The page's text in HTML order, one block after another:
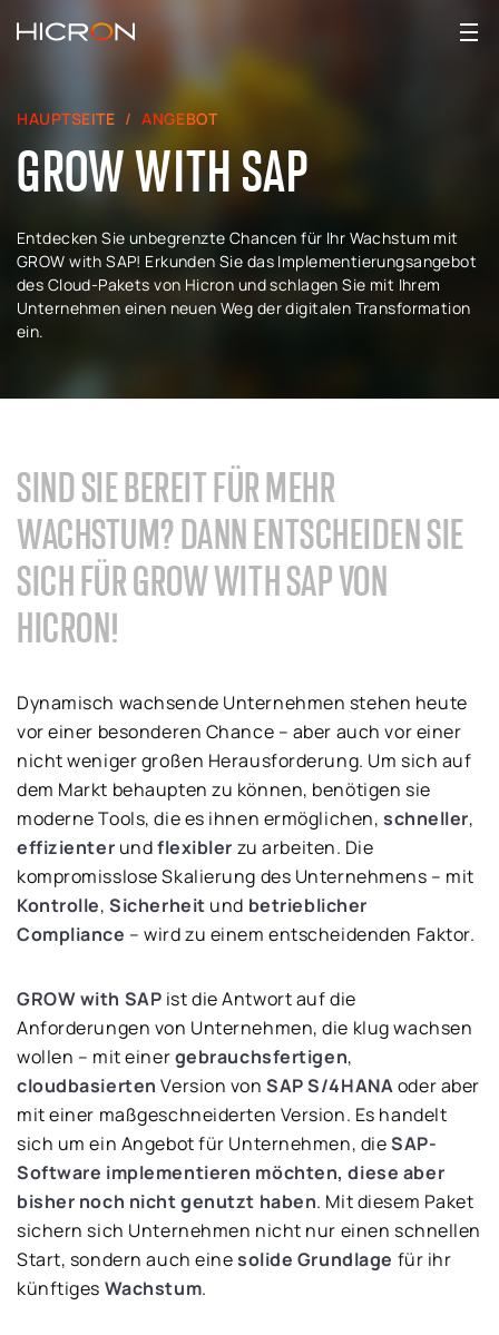
HAUPTSEITE ANGEBOT
GROW WITH SAP
Entdecken Sie unbegrenzte Chancen für Ihr Wachstum mit
GROW with SAP! Erkunden Sie das Implementierungsangebot
des Cloud-Pakets von Hicron und schlagen Sie mit Ihrem
Unternehmen einen neuen Weg der digitalen Transformation
ein.
SIND SIE BEREIT FÜR MEHR
WACHSTUM? DANN ENTSCHEIDEN SIE
SICH FÜR GROW WITH SAP VON
HICRON!
Dynamisch wachsende Unternehmen stehen heute
vor einer besonderen Chance – aber auch vor einer
nicht weniger großen Herausforderung. Um sich auf
dem Markt behaupten zu können, benötigen sie
moderne Tools, die es ihnen ermöglichen, schneller,
effizienter undflexibler zu arbeiten. Die
kompromisslose Skalierung des Unternehmens – mit
Kontrolle,Sicherheit und betrieblicher
Compliance – wird zu einem entscheidenden Faktor.
GROW with SAP ist die Antwort auf die
Anforderungen von Unternehmen, die klug wachsen
wollen – mit einergebrauchsfertigen,
cloudbasierten Version vonSAP S/4HANAoder aber
mit einer maßgeschneiderten Version. Es handelt
sich um ein Angebot für Unternehmen, dieSAP-
Software implementieren möchten, diese aber
bisher noch nicht genutzt haben. Mit diesem Paket
sichern sich Unternehmen nicht nur einen schnellen
Start, sondern auch einesolide Grundlage für ihr
künftiges Wachstum.